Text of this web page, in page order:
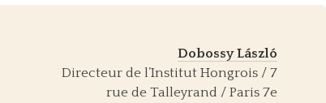
Dobossy László
Directeur de l’Institut Hongrois / 7
rue de Talleyrand / Paris 7e